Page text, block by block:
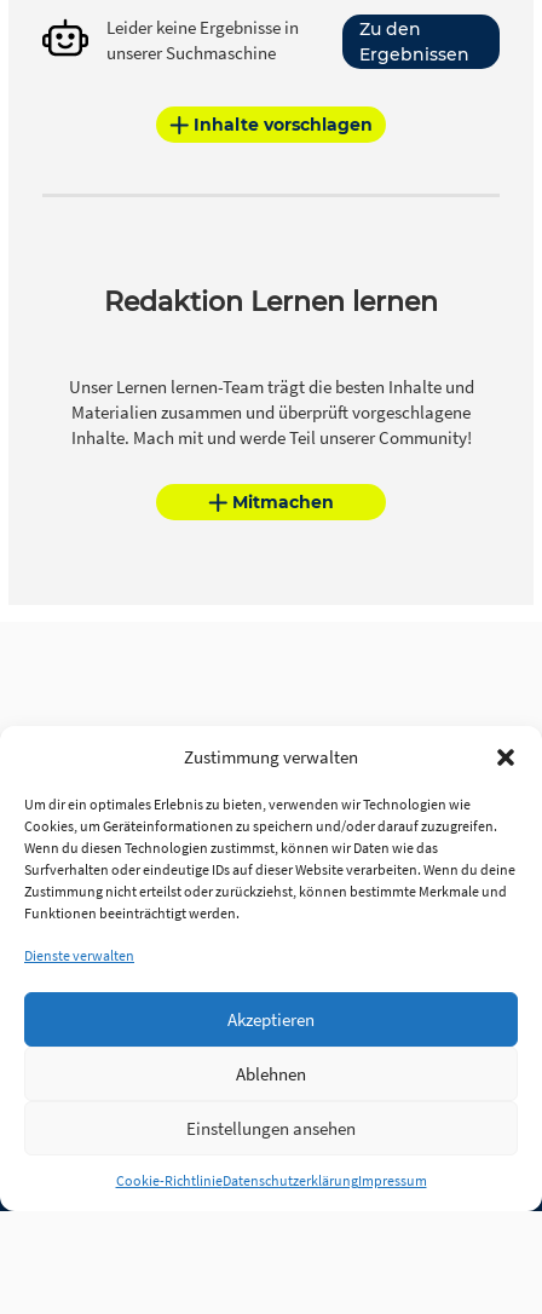
Zustimmung verwalten
Um dir ein optimales Erlebnis zu bieten, verwenden wir Technologien wie
Cookies, um Geräteinformationen zu speichern und/oder darauf zuzugreifen.
Wenn du diesen Technologien zustimmst, können wir Daten wie das
Surfverhalten oder eindeutige IDs auf dieser Website verarbeiten. Wenn du deine
Zustimmung nicht erteilst oder zurückziehst, können bestimmte Merkmale und
Funktionen beeinträchtigt werden.
Dienste verwalten
Akzeptieren
Ablehnen
Einstellungen ansehen
Cookie-RichtlinieDatenschutzerklärungImpressum
Leider keine Ergebnisse in
unserer Suchmaschine
Zu den
Ergebnissen
Inhalte vorschlagen
Redaktion Lernen lernen
Unser Lernen lernen-Team trägt die besten Inhalte und
Materialien zusammen und überprüft vorgeschlagene
Inhalte. Mach mit und werde Teil unserer Community!
Mitmachen
Anmelden
Jobs Partner FAQ Quellen